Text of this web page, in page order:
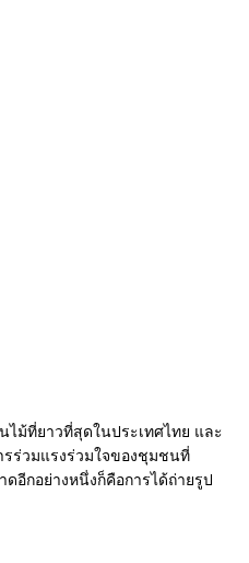
ม้ที่ยาวที่สุดในประเทศไทย และ
รร่วมแรงร่วมใจของชุมชนที่
อีกอย่างหนึ่งก็คือการได้ถ่ายรูป